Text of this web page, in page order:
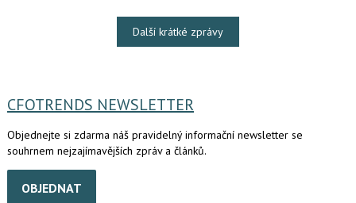
Další krátké zprávy
CFOTRENDS NEWSLETTER
Objednejte si zdarma náš pravidelný informační newsletter se
souhrnem nejzajímavějších zpráv a článků.
OBJEDNAT